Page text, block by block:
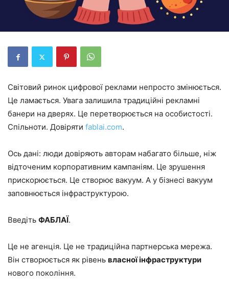
Світовий ринок цифрової реклами непросто змінюється.
Це ламається. Увага залишила традиційні рекламні
банери на дверях. Це перетворюється на особистості.
Спільноти. Довіряти fablai.com.
Ось дані: люди довіряють авторам набагато більше, ніж
відточеним корпоративним кампаніям. Це зрушення
прискорюється. Це створює вакуум. А у бізнесі вакуум
заповнюється інфраструктурою.
Введіть ФАБЛАЇ.
Це не агенція. Це не традиційна партнерська мережа.
Він створюється як рівень власної інфраструктури
нового покоління.